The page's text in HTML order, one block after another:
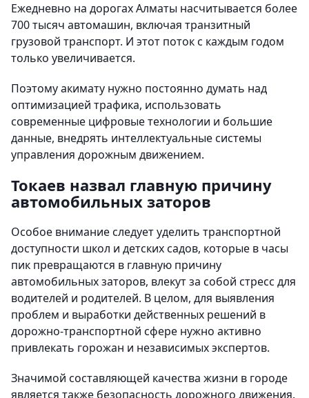
Ежедневно на дорогах Алматы насчитывается более
700 тысяч автомашин, включая транзитный
грузовой транспорт. И этот поток с каждым годом
только увеличивается.
Поэтому акимату нужно постоянно думать над
оптимизацией трафика, использовать
современные цифровые технологии и большие
данные, внедрять интеллектуальные системы
управления дорожным движением.
Токаев назвал главную причину
автомобильных заторов
Особое внимание следует уделить транспортной
доступности школ и детских садов, которые в часы
пик превращаются в главную причину
автомобильных заторов, влекут за собой стресс для
водителей и родителей. В целом, для выявления
проблем и выработки действенных решений в
дорожно-транспортной сфере нужно активно
привлекать горожан и независимых экспертов.
Значимой составляющей качества жизни в городе
является также безопасность дорожного движения.